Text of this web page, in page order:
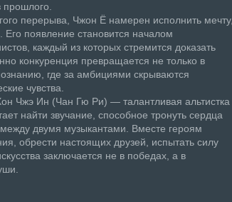
прошлого.
перерыва, Чжон Ё намерен исполнить мечту,
Его появление становится началом
каждый из которых стремится доказать
конкуренция превращается не только в
где за амбициями скрываются
чувства.
Чжэ Ин (Чан Гю Ри) — талантливая альтистка
найти звучание, способное тронуть сердца
двумя музыкантами. Вместе героям
обрести настоящих друзей, испытать силу
заключается не в победах, а в